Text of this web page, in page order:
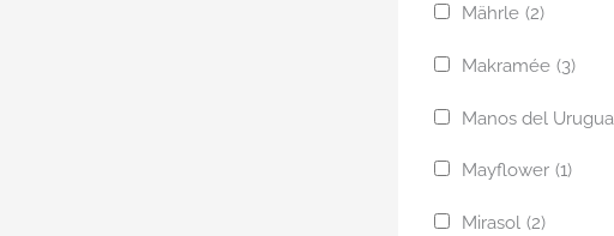
Mährle (2)
Makramée (3)
Manos del
Mayflower (1)
Mirasol (2)